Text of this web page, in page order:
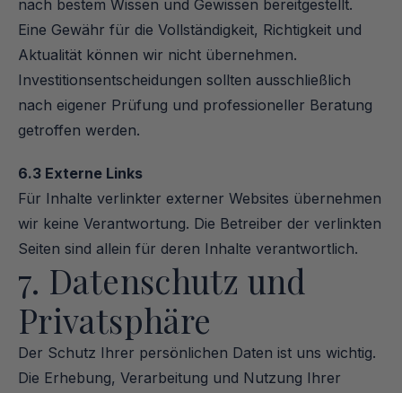
nach bestem Wissen und Gewissen bereitgestellt.
Eine Gewähr für die Vollständigkeit, Richtigkeit und
Aktualität können wir nicht übernehmen.
Investitionsentscheidungen sollten ausschließlich
nach eigener Prüfung und professioneller Beratung
getroffen werden.
6.3 Externe Links
Für Inhalte verlinkter externer Websites übernehmen
wir keine Verantwortung. Die Betreiber der verlinkten
Seiten sind allein für deren Inhalte verantwortlich.
7. Datenschutz und
Privatsphäre
Der Schutz Ihrer persönlichen Daten ist uns wichtig.
Die Erhebung, Verarbeitung und Nutzung Ihrer